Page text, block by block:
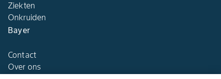
Ziekten
Onkruiden
Bayer
Contact
Over ons